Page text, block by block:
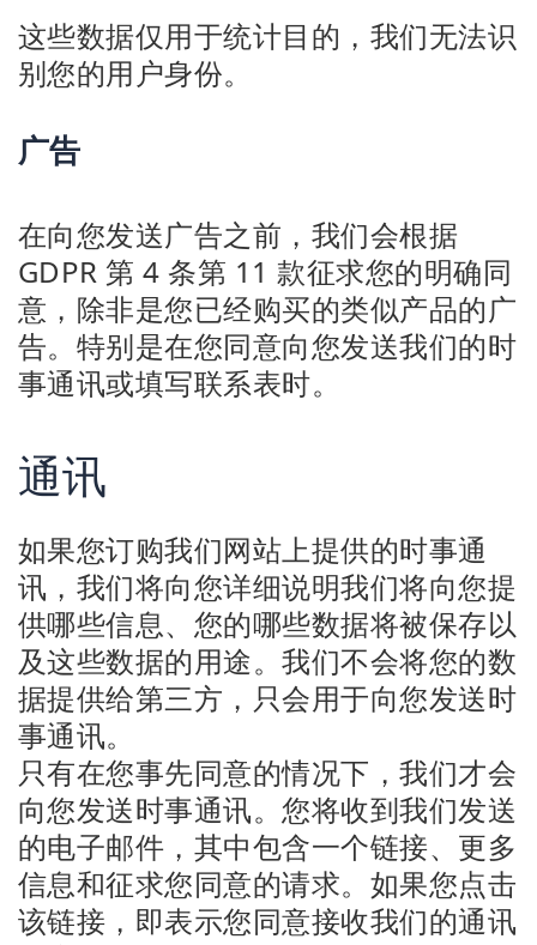
这些数据仅用于统计目的，我们无法识
别您的用户身份。
广告
在向您发送广告之前，我们会根据
GDPR 第 4 条第 11 款征求您的明确同
意，除非是您已经购买的类似产品的广
告。特别是在您同意向您发送我们的时
事通讯或填写联系表时。
通讯
如果您订购我们网站上提供的时事通
讯，我们将向您详细说明我们将向您提
供哪些信息、您的哪些数据将被保存以
及这些数据的用途。我们不会将您的数
据提供给第三方，只会用于向您发送时
事通讯。
只有在您事先同意的情况下，我们才会
向您发送时事通讯。您将收到我们发送
的电子邮件，其中包含一个链接、更多
信息和征求您同意的请求。如果您点击
该链接，即表示您同意接收我们的通讯